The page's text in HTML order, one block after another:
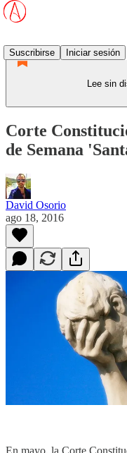
Suscribirse
Iniciar sesión
Lee sin
Corte
de Semana
David Osorio
ago 18, 2016
En mayo, la Corte